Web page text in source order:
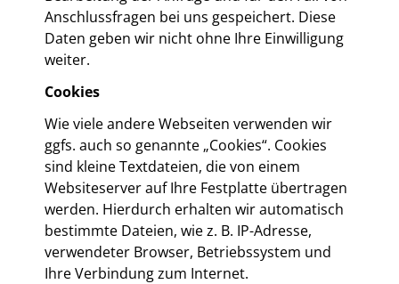
Anschlussfragen bei uns gespeichert. Diese
Daten geben wir nicht ohne Ihre Einwilligung
weiter.
Cookies
Wie viele andere Webseiten verwenden wir
ggfs. auch so genannte „Cookies“. Cookies
sind kleine Textdateien, die von einem
Websiteserver auf Ihre Festplatte übertragen
werden. Hierdurch erhalten wir automatisch
bestimmte Dateien, wie z. B. IP-Adresse,
verwendeter Browser, Betriebssystem und
Ihre Verbindung zum Internet.